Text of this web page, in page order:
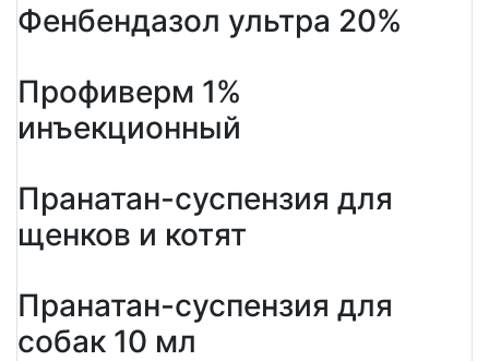
Фенбендазол ультра 20%
Профиверм 1%
инъекционный
Пранатан-суспензия для
щенков и котят
Пранатан-суспензия для
собак 10 мл